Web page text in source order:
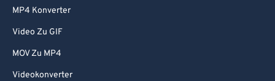
MP4 Konverter
Video Zu GIF
MOV Zu MP4
Videokonverter